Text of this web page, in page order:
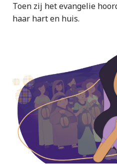
Toen zij het evangelie
haar hart en huis.